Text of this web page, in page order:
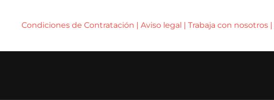
Condiciones de Contratación | Aviso legal | Trabaja con nosotros |